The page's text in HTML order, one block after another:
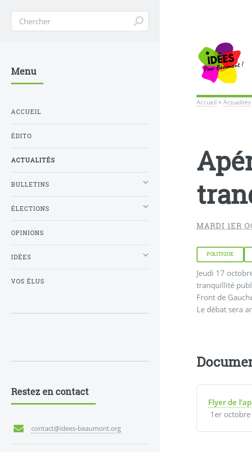
Accueil >Actualités
MARDI 1ER
POLITIQUE
Jeudi 17
tranquillité publique et
Front de
Le débat sera
Flyer de
1er
Menu
ACCUEIL
ÉDITO
ACTUALITÉS
BULLETINS
ÉLECTIONS
OPINIONS
IDÉES
VOS ÉLUS
Restez en contact
contact@idees-beaumont.org